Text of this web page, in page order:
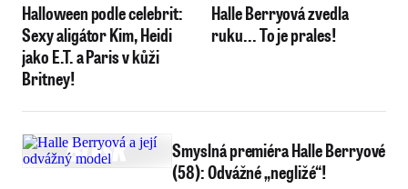
Halloween podle celebrit:
Sexy aligátor Kim, Heidi
jako E.T. a Paris v kůži
Britney!
Halle Berryová zvedla
ruku... To je prales!
Smyslná premiéra Halle Berryové
(58): Odvážné „negližé“!